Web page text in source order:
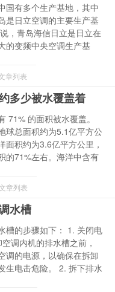
国有多个生产基地，其中
是日立空调的主要生产基
，青岛海信日立是日立在
的变频中央空调生产基
章列表
多少被水覆盖着
71% 的面积被水覆盖。
球总面积约为5.1亿平方公
面积约为3.6亿平方公里，
的71%左右。海洋中含有
文章列表
水槽
槽的步骤如下： 1. 关闭电
调内机的排水槽之前，
调的电源，以确保在拆卸
生电击危险。 2. 拆下排水